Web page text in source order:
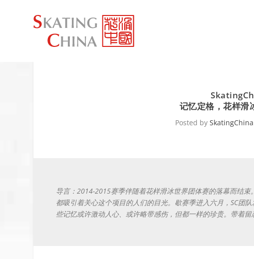
记忆定格，花样滑
Posted bySkatingChina
导言：2014-2015赛季伴随着花样滑冰世界团体赛的落幕而结
都吸引着关心这个项目的人们的目光。歇赛季进入六月，SC团
些记忆或许激动人心、或许略带感伤，但都一样的珍贵。带着